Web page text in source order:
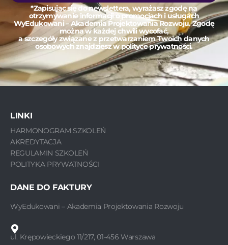
*Zapisując się do newslettera, wyrażasz zgodę na
otrzymywanie informacji o promocjach i usługach
WyEdukowani – Akademia Projektowania Rozwoju. Zgodę
można w każdej chwili wycofać,
a szczegóły związane z przetwarzaniem Twoich danych
osobowych znajdziesz w polityce prywatności.
DANE DO FAKTURY
WyEdukowani – Akademia Projektowania Rozwoju
ul. Krępowieckiego 11/217, 01-456 Warszawa
LINKI
HARMONOGRAM SZKOLEŃ
AKREDYTACJA
REGULAMIN SZKOLEŃ
POLITYKA PRYWATNOŚCI